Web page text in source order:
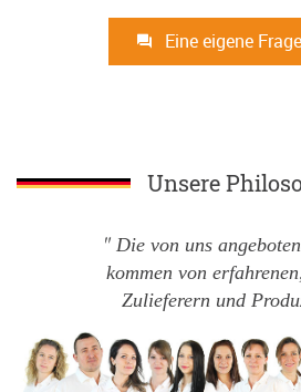
Eine eigene
Unsere
Die von uns
kommen von
Zulieferern und